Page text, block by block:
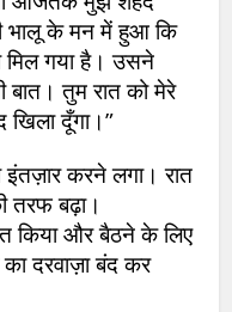
भालू के मन में हुआ कि
गया है। उसने
बात। तुम रात को मेरे
दूँगा।”
करने लगा। रात
तरफ बढ़ा।
किया और बैठने के लिए
दरवाज़ा बंद कर